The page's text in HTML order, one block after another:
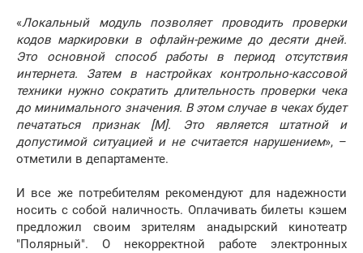
«Локальный модуль позволяет проводить проверки
кодов маркировки в офлайн-режиме до десяти дней.
Это основной способ работы в период отсутствия
интернета. Затем в настройках контрольно-кассовой
техники нужно сократить длительность проверки чека
до минимального значения. В этом случае в чеках будет
печататься признак [M]. Это является штатной и
допустимой ситуацией и не считается нарушением», –
отметили в департаменте.
И все же потребителям рекомендуют для надежности
носить с собой наличность. Оплачивать билеты кэшем
предложил своим зрителям анадырский кинотеатр
"Полярный". О некорректной работе электронных